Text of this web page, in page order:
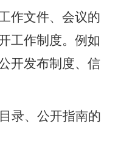
作文件、会议的
工作制度。例如
开发布制度、信
录、公开指南的